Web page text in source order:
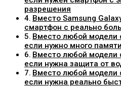
разрешения
Вместо Samsung
смартфон с реально
Вместо любой модели
если нужно много памяти
Вместо любой модели
если нужна защита от
Вместо любой модели
если нужна реально